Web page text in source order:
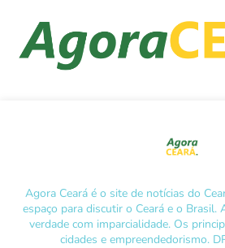
Agora Ceará é o site de notícias do
espaço para discutir o Ceará e o Brasil.
verdade com imparcialidade. Os
cidades e empreendedorismo.